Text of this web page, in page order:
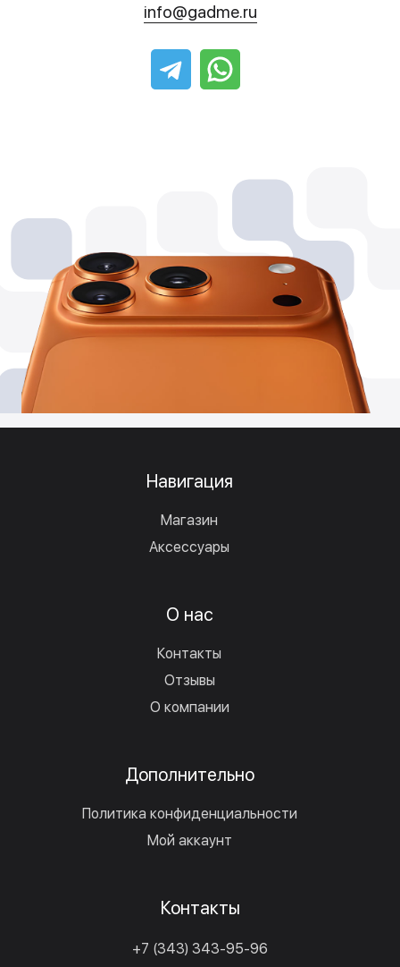
info@gadme.ru
Навигация
Магазин
Аксессуары
О нас
Контакты
Отзывы
О компании
Дополнительно
Политика конфиденциальности
Мой аккаунт
Контакты
+7 (343) 343-95-96